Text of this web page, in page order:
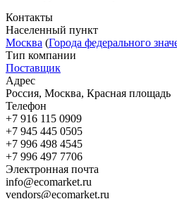
Контакты
Населенный пункт
Москва (Города федерального
Тип компании
Поставщик
Адрес
Россия, Москва, Красная площадь
Телефон
+7 916 115 0909
+7 945 445 0505
+7 996 498 4545
+7 996 497 7706
Электронная почта
info@ecomarket.ru
vendors@ecomarket.ru